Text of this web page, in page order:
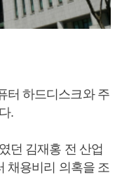
터 하드디스크와 주
.
던 김재홍 전 산업
채용비리 의혹을 조